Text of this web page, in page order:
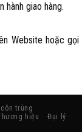
hành giao hàng.
Website hoặc gọi
trùng
hiệu
Đại lý